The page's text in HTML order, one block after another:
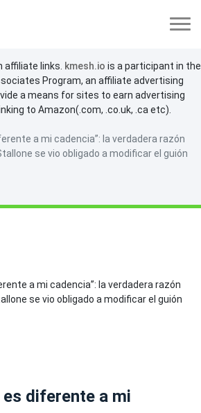
links. kmesh.io is a participant in the
Program, an affiliate advertising
a means for sites to earn advertising
to Amazon(.com, .co.uk, .ca etc).
a mi cadencia”: la verdadera razón
se vio obligado a modificar el guión
es diferente a mi